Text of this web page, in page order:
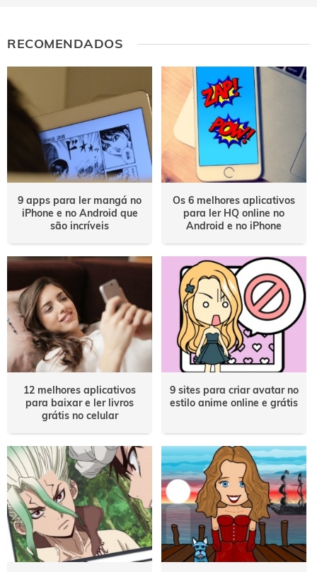
RECOMENDADOS
9 apps para ler mangá no
iPhone e no Android que
são incríveis
Os 6 melhores aplicativos
para ler HQ online no
Android e no iPhone
12 melhores aplicativos
para baixar e ler livros
grátis no celular
9 sites para criar avatar no
estilo anime online e grátis